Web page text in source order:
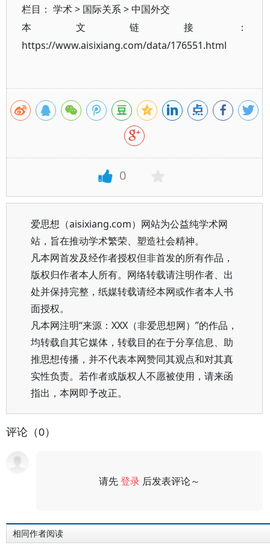
栏目： 学术> 国际关系>中国外交
本文链接：
https://www.aisixiang.com/data/176551.html
0
爱思想（aisixiang.com）网站为公益纯学术网
站，旨在推动学术繁荣、塑造社会精神。
凡本网首发及经作者授权但非首发的所有作品，
版权归作者本人所有。网络转载请注明作者、出
处并保持完整，纸媒转载请经本网或作者本人书
面授权。
凡本网注明“来源：XXX（非爱思想网）”的作品，
均转载自其它媒体，转载目的在于分享信息、助
推思想传播，并不代表本网赞同其观点和对其真
实性负责。若作者或版权人不愿被使用，请来函
指出，本网即予改正。
评论（0）
请先登录 后发表评论～
相同作者阅读